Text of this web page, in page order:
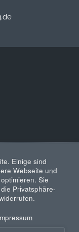
Einige sind
Webseite und
Sie
Privatsphäre-